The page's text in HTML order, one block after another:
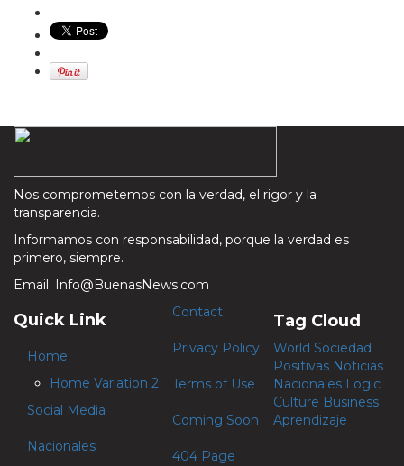
Nos comprometemos con la verdad, el rigor y la
transparencia.
Informamos con responsabilidad, porque la verdad es
primero, siempre.
Email: Info@BuenasNews.com
Quick Link
Home
Home Variation 2
Social Media
Nacionales
Contact
Privacy Policy
Terms of Use
Coming Soon
404 Page
Tag Cloud
World Sociedad
Positivas Noticias
Nacionales Logic
Culture Business
Aprendizaje